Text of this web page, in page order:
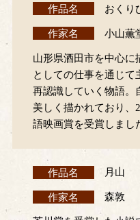
作品名 おくり
作家名 小山薫
山形県酒田市を中心に
としての仕事を通じて
再認識していく物語。
美しく描かれており、
語映画賞を受賞しまし
作品名 月山
作家名 森敦